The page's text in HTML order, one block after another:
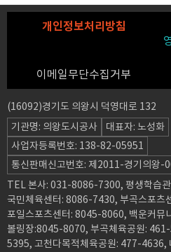
개인정보처리방침
이메일무단수집거부
(16092)경기도 의왕시 덕영대로 132
기관명: 의왕도시공사
대표자: 노성화
사업자등록번호: 138-82-05951
통신판매신고번호: 제2011-경기의왕-
TEL 본사: 031-8086-7300, 평생학습
국민체육센터: 8086-7430, 부곡스포츠
포일스포츠센터: 8045-8060, 백운커
볼링장:8045-8070, 부곡체육공원:
5395, 고천다목적체육공원: 477-4636,